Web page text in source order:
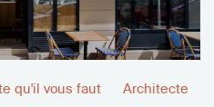
qu'il vous faut
Architecte